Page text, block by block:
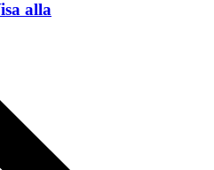
alla